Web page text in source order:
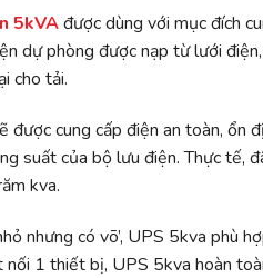
5kVAđược dùng với mục đích
dự phòng được nạp từ lưới
cho tải.
được cung cấp điện an toàn, ổn
suất của bộ lưu điện. Thực tế,
kva.
nhưng có võ’, UPS 5kva phù
nối 1 thiết bị, UPS 5kva hoàn